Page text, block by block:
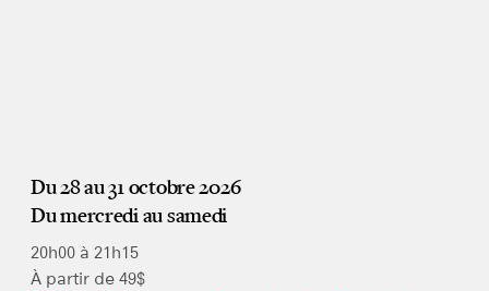
Du 28 au 31 octobre 2026
Du mercredi au samedi
20h00 à 21h15
À partir de 49$